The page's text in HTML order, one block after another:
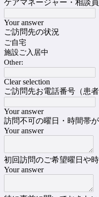
ケアマネージャー・相談
Your answer
ご訪問先の状況
ご自宅
施設ご入居中
Other:
Clear selection
ご訪問先お電話番号（患
Your answer
訪問不可の曜日・時間帯
Your answer
初回訪問のご希望曜日や
Your answer